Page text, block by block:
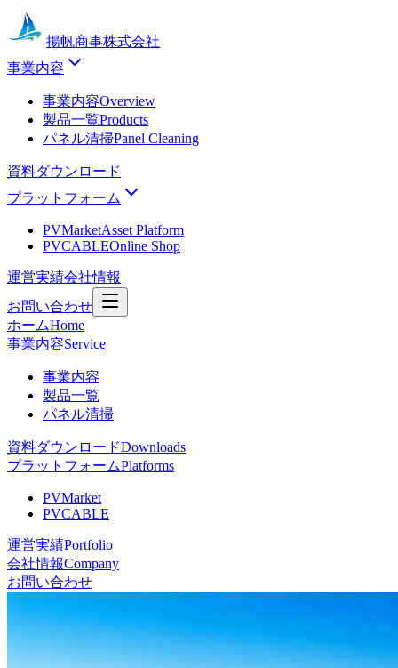
揚帆商事株式会社
事業内容
事業内容Overview
製品一覧Products
パネル清掃Panel Cleaning
資料ダウンロード
プラットフォーム
PVMarketAsset Platform
PVCABLEOnline Shop
運営実績会社情報
お問い合わせ
ホームHome
事業内容Service
事業内容
製品一覧
パネル清掃
資料ダウンロードDownloads
プラットフォームPlatforms
PVMarket
PVCABLE
運営実績Portfolio
会社情報Company
お問い合わせ